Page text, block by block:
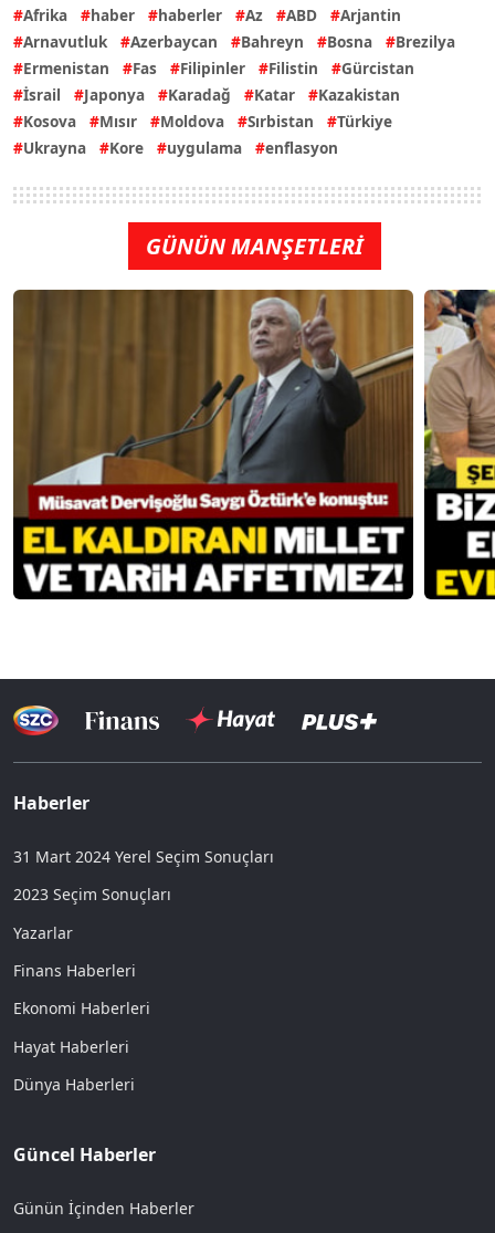
Afrika
haber haberler Az ABD
Arjantin
Arnavutluk
Azerbaycan Bahreyn Bosna
Brezilya
Ermenistan
Fas Filipinler Filistin
Gürcistan
İsrail
Japonya Karadağ Katar
Kazakistan
Kosova
Mısır Moldova Sırbistan
Türkiye
Ukrayna
Kore uygulama enflasyon
GÜNÜN MANŞETLERİ
Haberler
31 Mart 2024 Yerel Seçim Sonuçları
2023 Seçim Sonuçları
Yazarlar
Finans Haberleri
Ekonomi Haberleri
Hayat Haberleri
Dünya Haberleri
Güncel Haberler
Günün İçinden Haberler